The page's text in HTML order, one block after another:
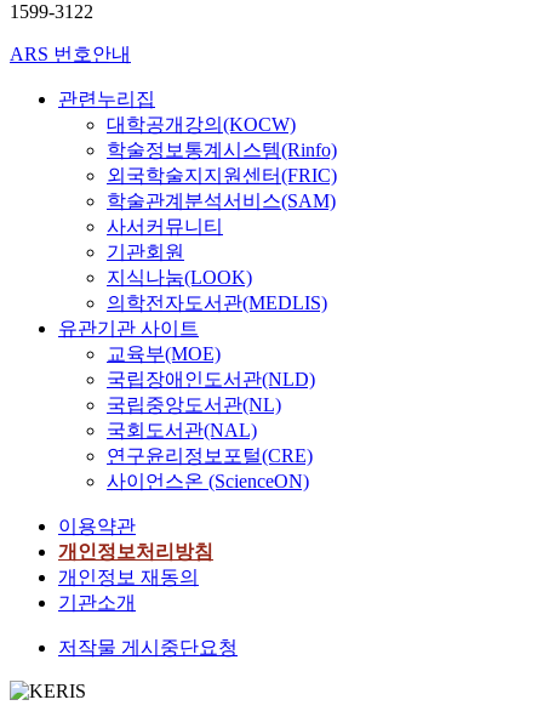
1599-3122
ARS 번호안내
관련누리집
대학공개강의(KOCW)
학술정보통계시스템(Rinfo)
외국학술지지원센터(FRIC)
학술관계분석서비스(SAM)
사서커뮤니티
기관회원
지식나눔(LOOK)
의학전자도서관(MEDLIS)
유관기관 사이트
교육부(MOE)
국립장애인도서관(NLD)
국립중앙도서관(NL)
국회도서관(NAL)
연구윤리정보포털(CRE)
사이언스온 (ScienceON)
이용약관
개인정보처리방침
개인정보 재동의
기관소개
저작물 게시중단요청